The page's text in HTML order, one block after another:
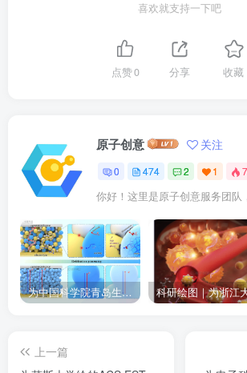
喜欢就支持一下吧
点赞0 分享 收藏
原子创意 关注
0 474 2 1
为中国科学院青岛生物能源与过程研究所绘制的插图作品
上一篇